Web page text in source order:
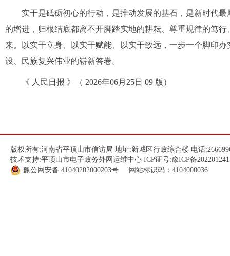
实干是砥砺初心的行动，是推动发展的基石，是新时代最
的增进，归根结底都离不开脚踏实地的耕耘、尊重规律的笃
来。以实干立身、以实干赋能、以实干致远，一步一个脚印
设、民族复兴伟业的崭新答卷。
《 人民日报 》（ 2026年06月25日 09 版）
版权所有:河南省平顶山市信访局 地址:新城区行政综合楼 电话
技术支持:平顶山市电子政务外网运维中心 ICP证号:豫ICP备
豫公网安备 41040202000203号 网站标识码：4104000036